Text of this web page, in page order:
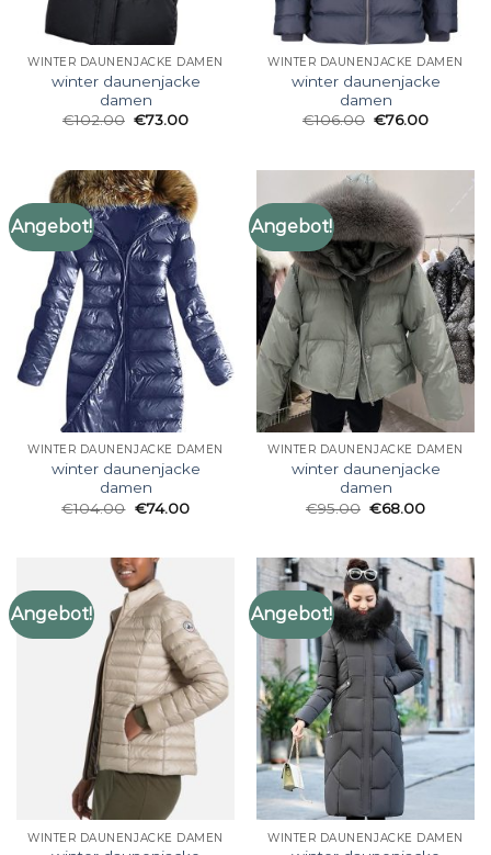
WINTER DAUNENJACKE DAMEN
winter daunenjacke
damen
€102.00 €73.00
WINTER DAUNENJACKE DAMEN
winter daunenjacke
damen
€106.00 €76.00
Angebot!
WINTER DAUNENJACKE DAMEN
winter daunenjacke
damen
€104.00 €74.00
Angebot!
WINTER DAUNENJACKE DAMEN
winter daunenjacke
damen
€95.00 €68.00
Angebot!
WINTER DAUNENJACKE DAMEN
Angebot!
WINTER DAUNENJACKE DAMEN